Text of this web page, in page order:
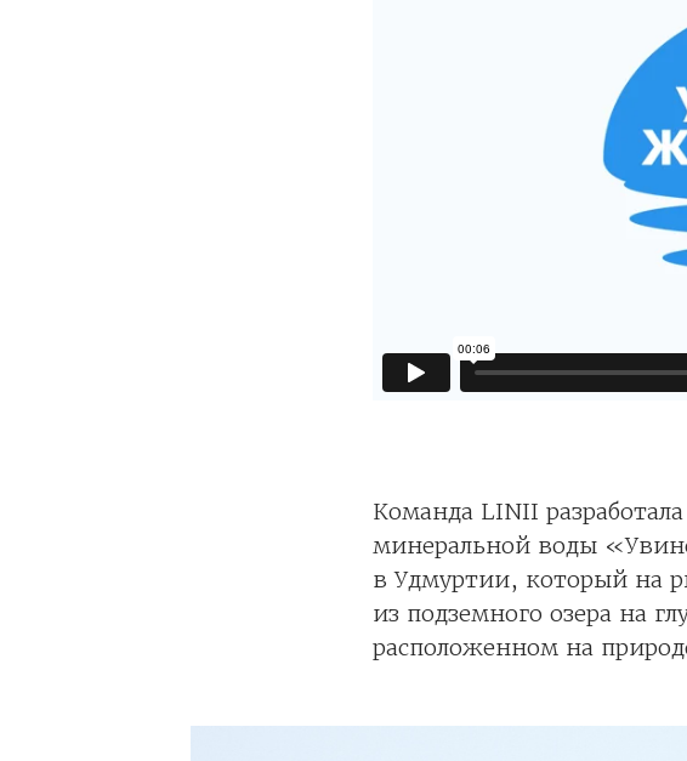
Команда LINII
минеральной воды
в Удмуртии, который на
из подземного озера на
расположенном на